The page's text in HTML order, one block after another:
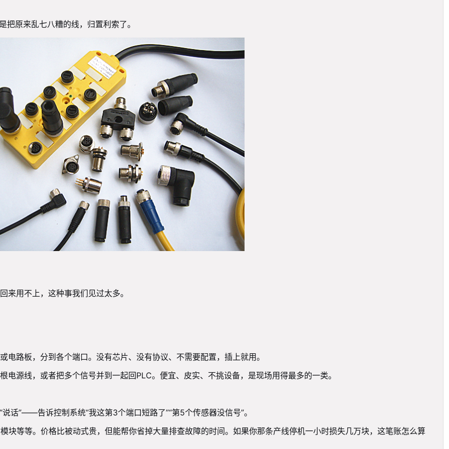
把原来乱七八糟的线，归置利索了。
来用不上，这种事我们见过太多。
路板，分到各个端口。没有芯片、没有协议、不需要配置，插上就用。
源线，或者把多个信号并到一起回PLC。便宜、皮实、不挑设备，是现场用得最多的一类。
话”——告诉控制系统“我这第3个端口短路了”“第5个传感器没信号”。
等等。价格比被动式贵，但能帮你省掉大量排查故障的时间。如果你那条产线停机一小时损失几万块，这笔账怎么算